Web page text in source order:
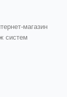
магазин
систем